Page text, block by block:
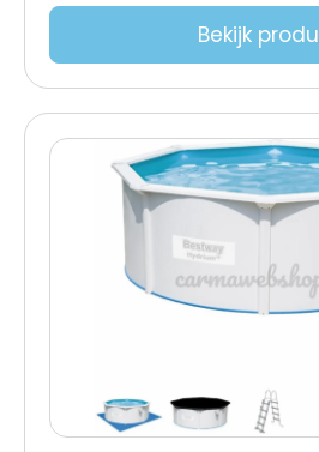
800 x 400 x 150 cm -
800 x 400 x 150
800 x 400 x 125
780x340x160
760x350x150
750 x 350 x 150
750 x 350 x 125
740x350x120/160
710x330x150
700x320x150
Bekijk